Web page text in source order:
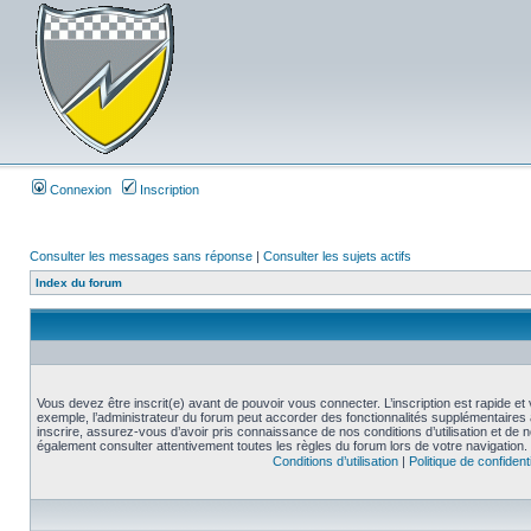
Connexion Inscription
Consulter les messages sans réponse | Consulter les sujets actifs
Index du forum
Vous devez être inscrit(e) avant de pouvoir vous connecter. L’inscription est rapide
exemple, l’administrateur du forum peut accorder des fonctionnalités
inscrire, assurez-vous d’avoir pris connaissance de nos conditions d’utilisation et de
également consulter attentivement toutes les règles du forum lors de votre navigation.
Conditions d’utilisation| Politique de